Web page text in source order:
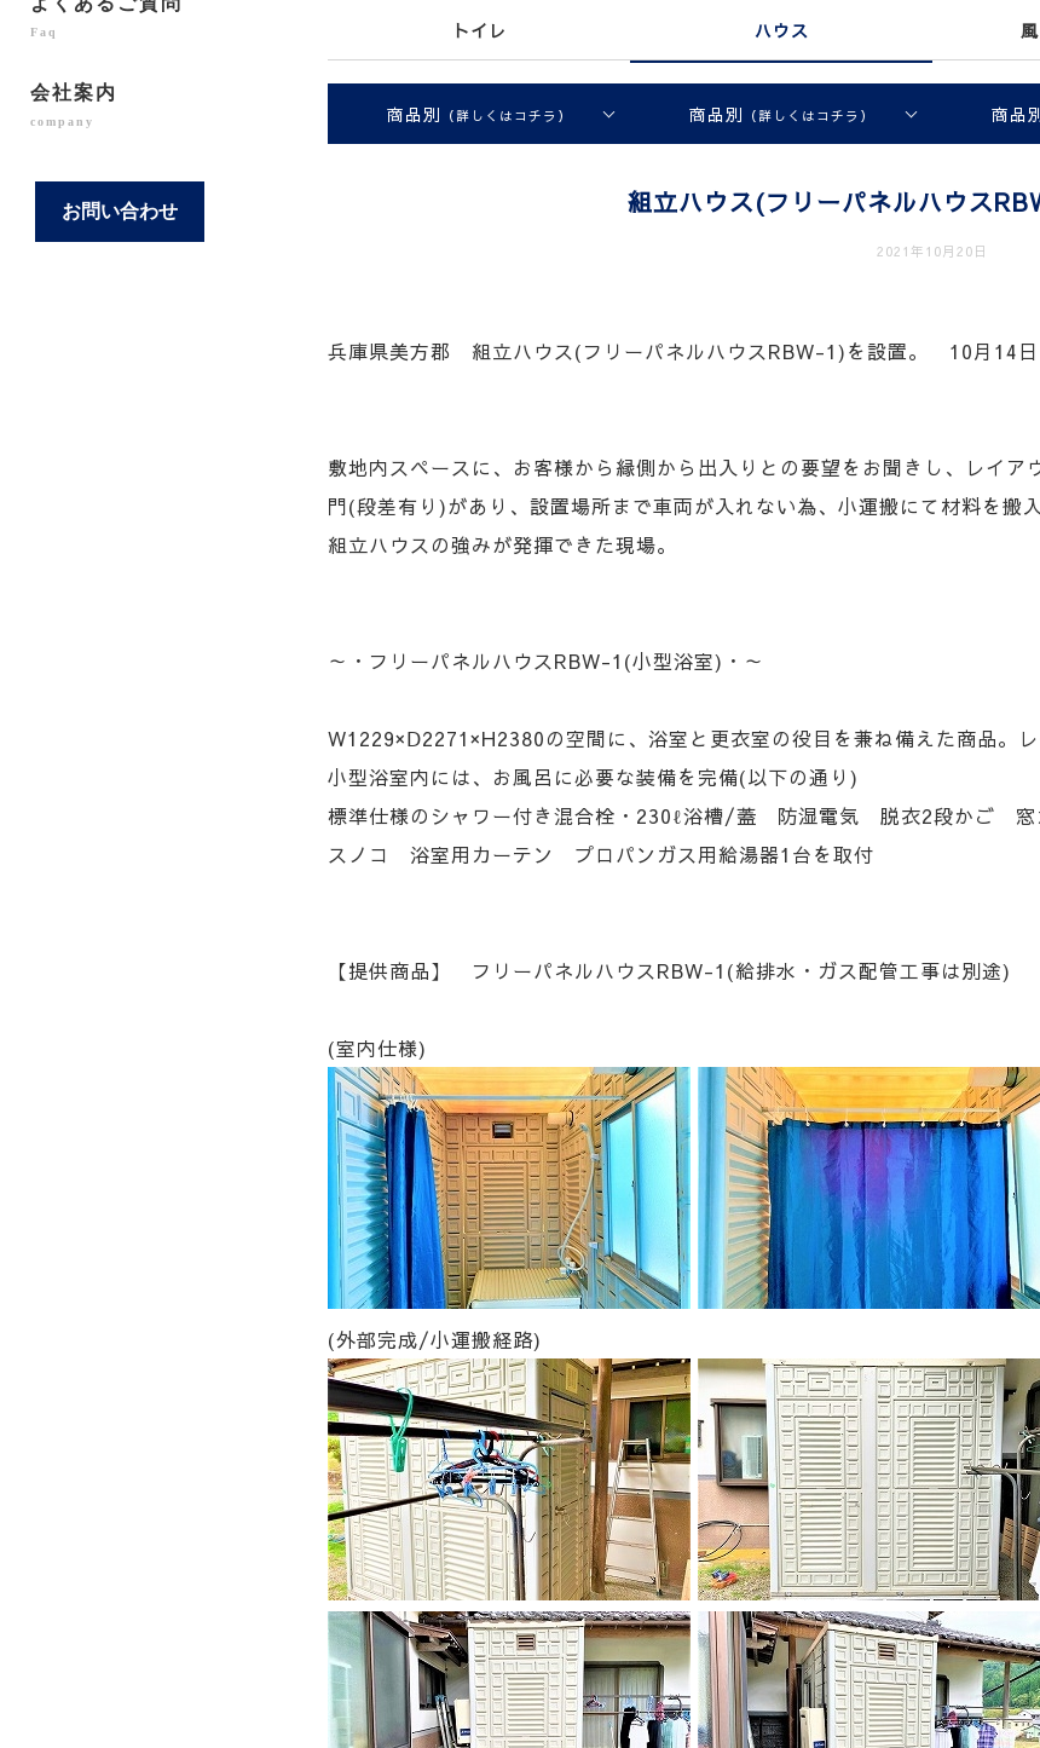
Faq
会社案内
company
お問い合わせ
トイレ ハウス
商品別 （詳しくはコチラ） 商品別 （詳しくはコチラ） 商品
組立ハウス(フリーパネルハウス
2021年10月20日
兵庫県美方郡 組立ハウス(フリーパネルハウスRBW-1)を設置。 10月14日
敷地内スペースに、お客様から縁側から出入りとの要望をお聞きし、レイア
門(段差有り)があり、設置場所まで車両が入れない為、小運搬にて材料を搬入
組立ハウスの強みが発揮できた現場。
～・フリーパネルハウスRBW-1(小型浴室)・～
W1229×Ⅾ2271×H2380の空間に、浴室と更衣室の役目を兼ね備えた商品。レ
小型浴室内には、お風呂に必要な装備を完備(以下の通り)
標準仕様のシャワー付き混合栓・230ℓ浴槽/蓋 防湿電気 脱衣2段かご
スノコ 浴室用カーテン プロパンガス用給湯器1台を取付
【提供商品】 フリーパネルハウスRBW-1(給排水・ガス配管工事は別途)
(室内仕様)
(外部完成/小運搬経路)